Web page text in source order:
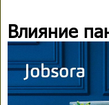
Влияние